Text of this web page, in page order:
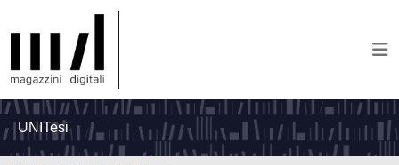
UNITesi